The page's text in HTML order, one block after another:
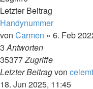
Letzter Beitrag
Handynummer
von Carmen » 6. Feb
3Antworten
35377Zugriffe
Letzter Beitragvon
18. Jun 2025, 11:45